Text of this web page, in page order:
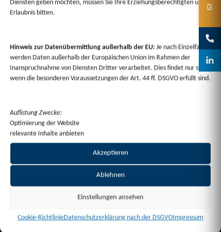
Diensten geben möchten, müssen Sie Ihre Erziehungsberechtigten um
Erlaubnis bitten.
Hinweis zur Datenübermittlung außerhalb der EU: Je nach Einzelfall
werden Daten außerhalb der Europäischen Union im Rahmen der
Inanspruchnahme von Diensten Dritter verarbeitet. Dies findet nur statt,
wenn die besonderen Voraussetzungen der Art. 44 ff. DSGVO erfüllt sind.
Auflistung Zwecke:
Optimierung der Website
relevante Inhalte anbieten
Akzeptieren
Ablehnen
Einstellungen ansehen
Cookie-RichtlinieDatenschutzerklärung nach der DSGVOImpressum